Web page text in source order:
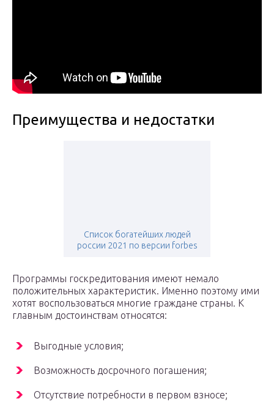
Преимущества и недостатки
Список богатейших людей
россии 2021 по версии forbes
Программы госкредитования имеют немало
положительных характеристик. Именно поэтому ими
хотят воспользоваться многие граждане страны. К
главным достоинствам относятся:
Выгодные условия;
Возможность досрочного погашения;
Отсутствие потребности в первом взносе;